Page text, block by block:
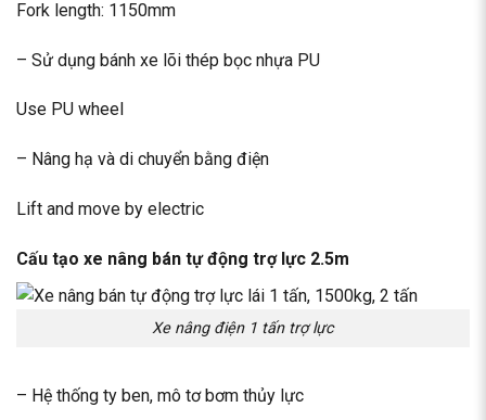
Fork length: 1150mm
– Sử dụng bánh xe lõi thép bọc nhựa PU
Use PU wheel
– Nâng hạ và di chuyển bằng điện
Lift and move by electric
Cấu tạo xe nâng bán tự động trợ lực 2.5m
Xe nâng điện 1 tấn trợ lực
– Hệ thống ty ben, mô tơ bơm thủy lực